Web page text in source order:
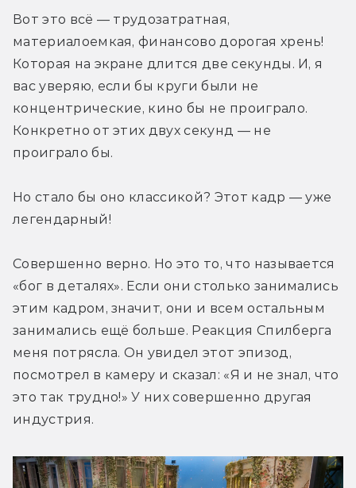
Вот это всё — трудозатратная,
материалоемкая, финансово дорогая хрень!
Которая на экране длится две секунды. И, я
вас уверяю, если бы круги были не
концентрические, кино бы не проиграло.
Конкретно от этих двух секунд — не
проиграло бы.
Но стало бы оно классикой? Этот кадр — уже
легендарный!
Совершенно верно. Но это то, что называется
«бог в деталях». Если они столько занимались
этим кадром, значит, они и всем остальным
занимались ещё больше. Реакция Спилберга
меня потрясла. Он увидел этот эпизод,
посмотрел в камеру и сказал: «Я и не знал, что
это так трудно!» У них совершенно другая
индустрия.